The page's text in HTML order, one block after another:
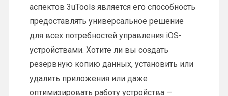
аспектов 3uTools является его способность
предоставлять универсальное решение
для всех потребностей управления iOS-
устройствами. Хотите ли вы создать
резервную копию данных, установить или
удалить приложения или даже
оптимизировать работу устройства —